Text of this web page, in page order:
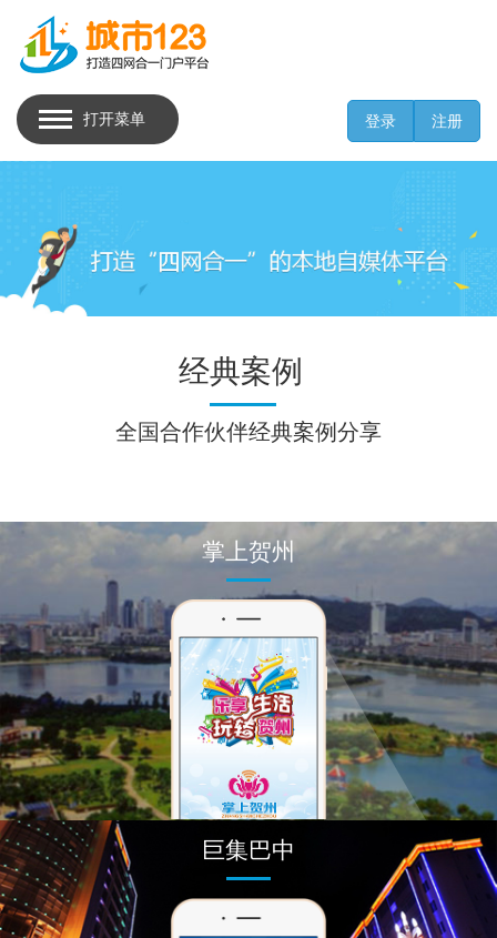
打开菜单 登录 注册
经典案例
全国合作伙伴经典案例分享
掌上贺州
巨集巴中